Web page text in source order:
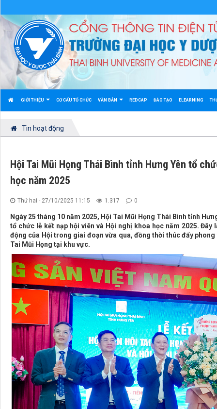
GIỚI THIỆU CƠ CẤU TỔ CHỨC VĂN BẢN REDCAP ĐÀO TẠO ELEARNING
Tin hoạt động
Hội Tai Mũi Họng Thái Bình tỉnh Hưng Yên tổ
học năm 2025
Thứ hai - 27/10/2025 11:15 1.317 0
Ngày 25 tháng 10 năm 2025, Hội Tai Mũi Họng Thái Bình tỉnh
tổ chức lễ kết nạp hội viên và Hội nghị khoa học năm 2025.
động của Hội trong giai đoạn vừa qua, đồng thời thúc đẩy
Tai Mũi Họng tại khu vực.